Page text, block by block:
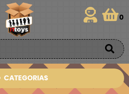
0
CATEGORIAS